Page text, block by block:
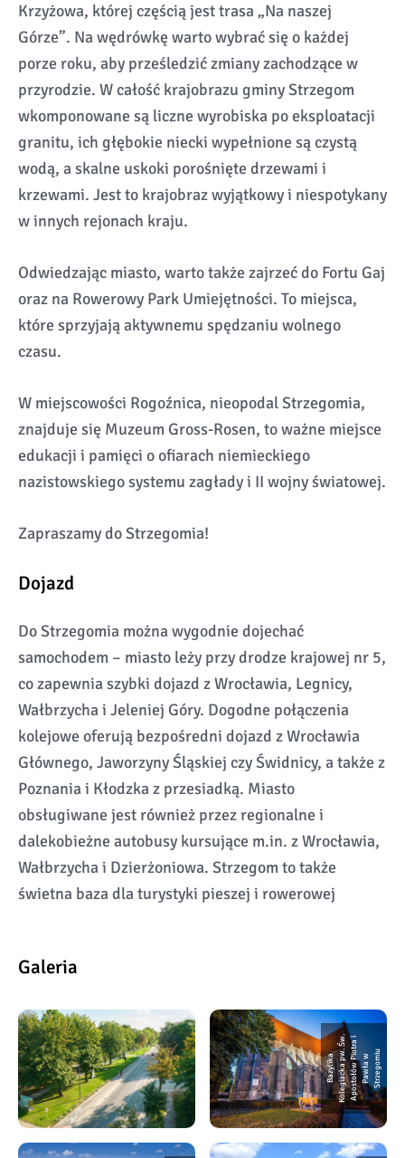
Krzyżowa, której częścią jest trasa „Na naszej
Górze”. Na wędrówkę warto wybrać się o każdej
porze roku, aby prześledzić zmiany zachodzące w
przyrodzie. W całość krajobrazu gminy Strzegom
wkomponowane są liczne wyrobiska po eksploatacji
granitu, ich głębokie niecki wypełnione są czystą
wodą, a skalne uskoki porośnięte drzewami i
krzewami. Jest to krajobraz wyjątkowy i niespotykany
w innych rejonach kraju.
Odwiedzając miasto, warto także zajrzeć do Fortu Gaj
oraz na Rowerowy Park Umiejętności. To miejsca,
które sprzyjają aktywnemu spędzaniu wolnego
czasu.
W miejscowości Rogoźnica, nieopodal Strzegomia,
znajduje się Muzeum Gross-Rosen, to ważne miejsce
edukacji i pamięci o ofiarach niemieckiego
nazistowskiego systemu zagłady i II wojny światowej.
Zapraszamy do Strzegomia!
Dojazd
Do Strzegomia można wygodnie dojechać
samochodem – miasto leży przy drodze krajowej nr 5,
co zapewnia szybki dojazd z Wrocławia, Legnicy,
Wałbrzycha i Jeleniej Góry. Dogodne połączenia
kolejowe oferują bezpośredni dojazd z Wrocławia
Głównego, Jaworzyny Śląskiej czy Świdnicy, a także z
Poznania i Kłodzka z przesiadką. Miasto
obsługiwane jest również przez regionalne i
dalekobieżne autobusy kursujące m.in. z Wrocławia,
Wałbrzycha i Dzierżoniowa. Strzegom to także
świetna baza dla turystyki pieszej i rowerowej
Galeria
B
a
z
y
li
k
a
K
o
l
e
gi
a
c
k
a
p w.
Św.
A
p
o
s
t
o
ł
ó
w
Pi o
t
ra i
P
a
w
ł
a
w
S
t
r
z
e
g
o
mi u